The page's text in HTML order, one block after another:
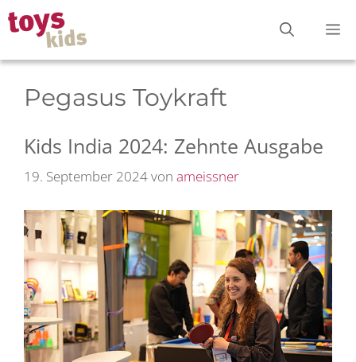
Zum
Inhalt
springen
Pegasus Toykraft
Kids India 2024: Zehnte Ausgabe
19. September 2024von ameissner